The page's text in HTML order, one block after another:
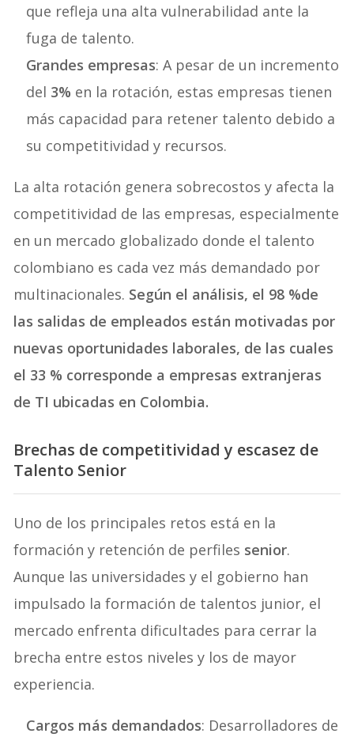
que refleja una alta vulnerabilidad ante la
fuga de talento.
Grandes empresas: A pesar de un incremento
del 3% en la rotación, estas empresas tienen
más capacidad para retener talento debido a
su competitividad y recursos.
La alta rotación genera sobrecostos y afecta la
competitividad de las empresas, especialmente
en un mercado globalizado donde el talento
colombiano es cada vez más demandado por
multinacionales. Según el análisis, el 98 %de
las salidas de empleados están motivadas por
nuevas oportunidades laborales, de las cuales
el 33 % corresponde a empresas extranjeras
de TI ubicadas en Colombia.
Brechas de competitividad y escasez de
Talento Senior
Uno de los principales retos está en la
formación y retención de perfiles senior.
Aunque las universidades y el gobierno han
impulsado la formación de talentos junior, el
mercado enfrenta dificultades para cerrar la
brecha entre estos niveles y los de mayor
experiencia.
Cargos más demandados: Desarrolladores de